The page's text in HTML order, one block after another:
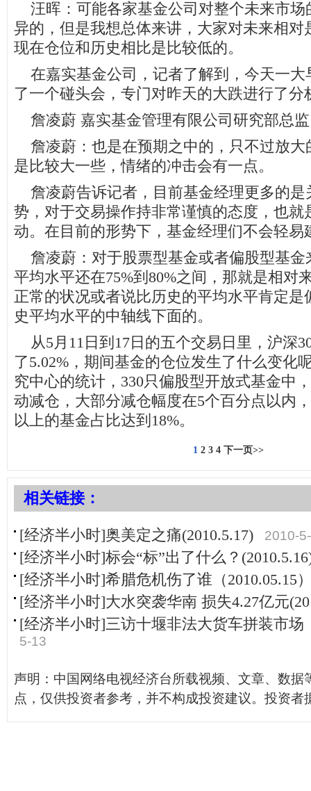
汪晖：可能各家基金公司对整个未来市场
异的，但是我想总体来讲，大家对未来相对
现在仓位和历史相比是比较低的。
在嘉实基金公司，记者了解到，今天一大
了一个碰头会，专门对昨天的大跌进行了分
詹凌蔚 嘉实基金管理有限公司研究部总监
詹凌蔚：也是在预期之中的，只不过放大
是比较大一些，情绪的冲击会有一点。
詹凌蔚告诉记者，目前基金经理更多的是
势，对于交易操作持非常谨慎的态度，也就
动。在目前的形势下，基金经理们不会轻易
詹凌蔚：对于股票型基金或者偏股型基金
平均水平还在75%到80%之间，那就是相对
正常的状况或者说比历史的平均水平肯定是
史平均水平的中轴线下面的。
从5月11日到17日的五个交易日里，沪深
了5.02%，期间基金的仓位发生了什么变化
究中心的统计，330只偏股型开放式基金中
动减仓，大部分减仓幅度在5个百分点以内
以上的基金占比达到18%。
1 2 3 4 下一页>>
相关链接：
[经济半小时]奥美定之痛(2010.5.17) 2010-
[经济半小时]标会“标”出了什么？
[经济半小时]希腊危机伤了谁（2010.05.15
[经济半小时]大水突袭华南 损失4.27亿元
[经济半小时]三访十堰非法大货车拼装市场
5-13
声明：中国网络电视经济台所载视频、文章、数据
点，仅供投资者参考，并不构成投资建议。投资者